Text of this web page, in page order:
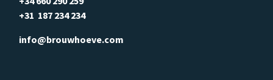
+31 187 234 234
info@brouwhoeve.com